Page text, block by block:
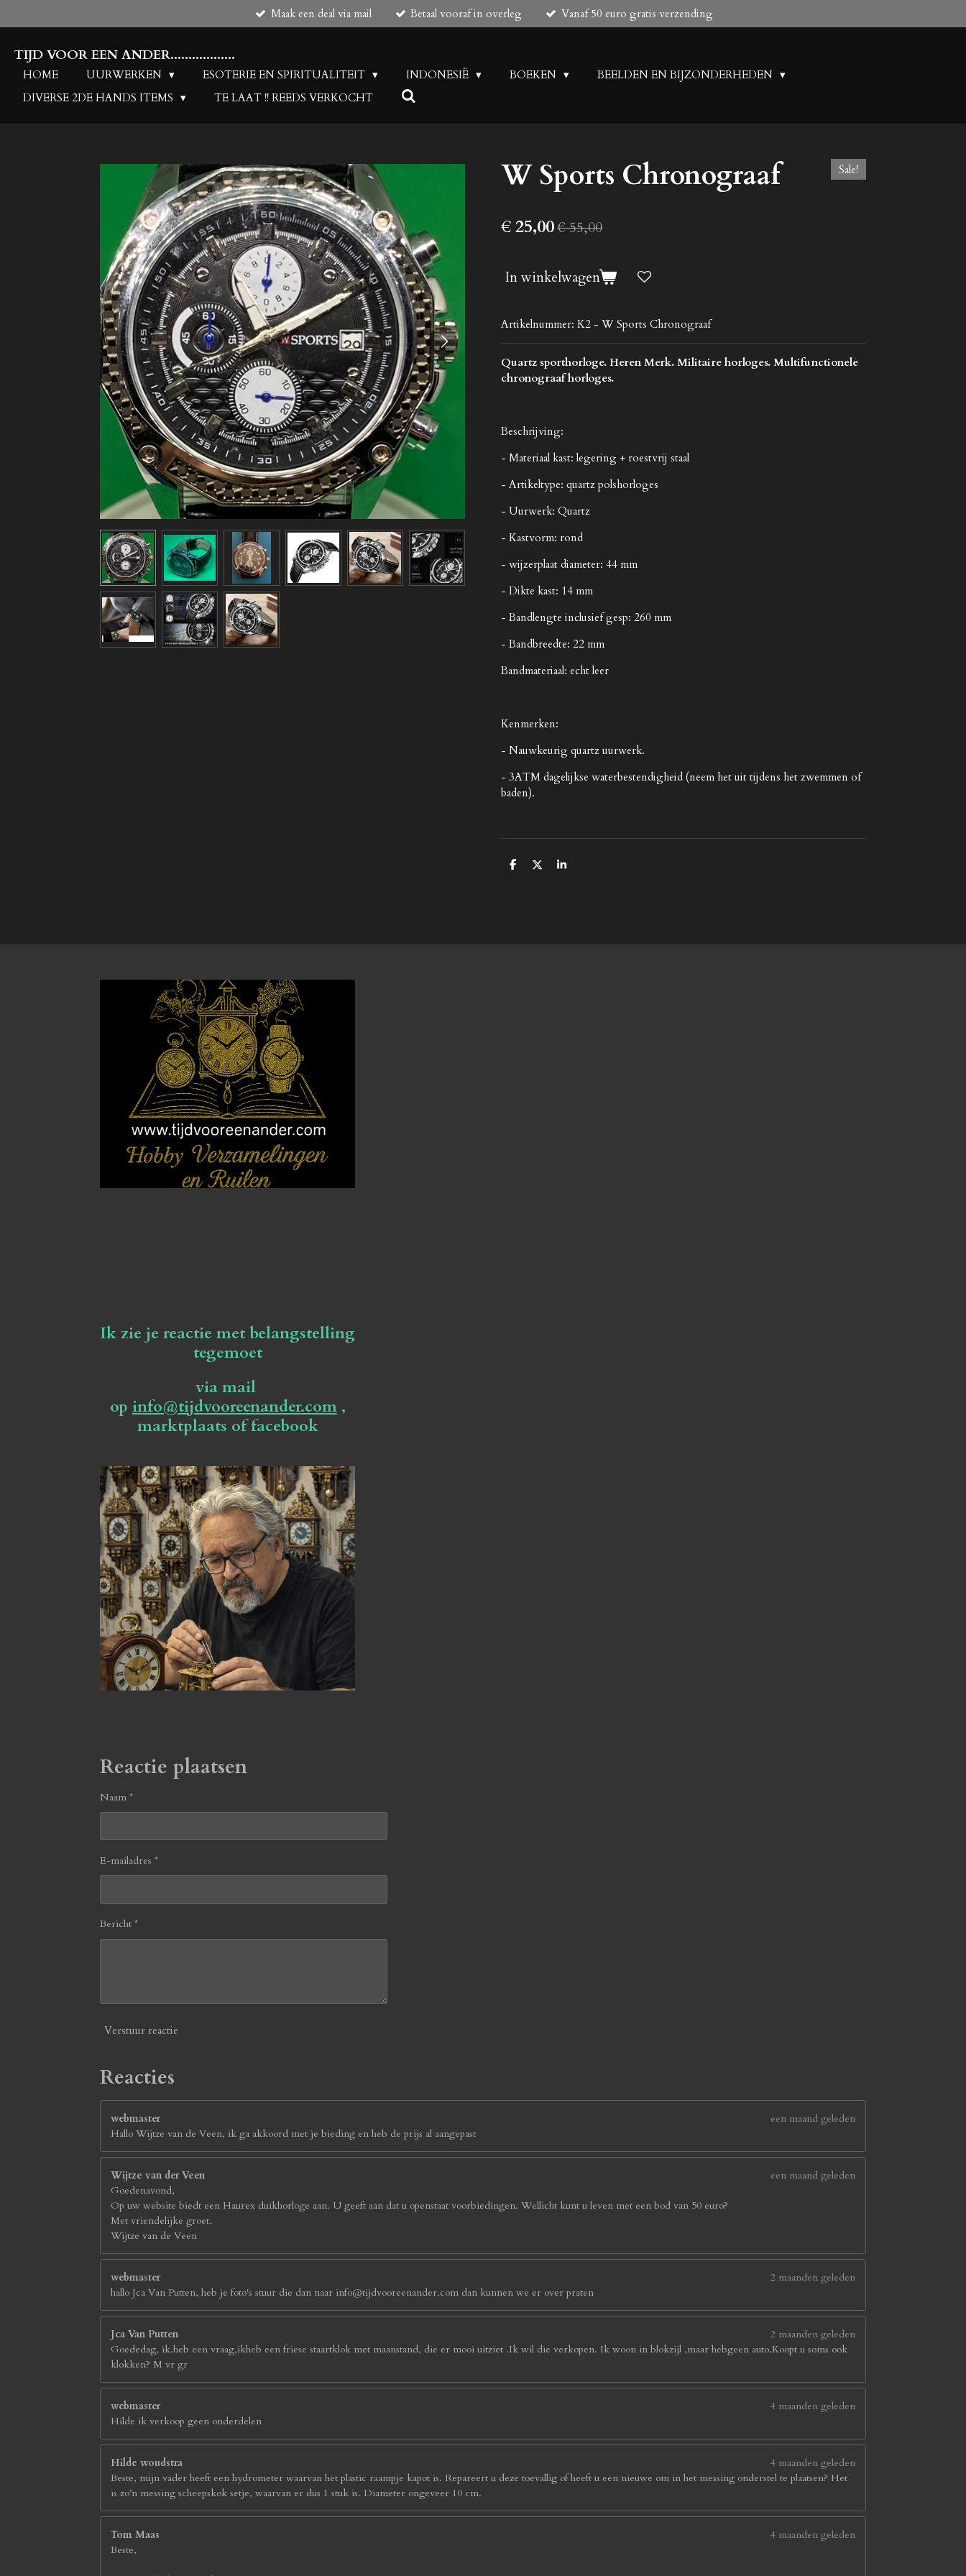
direct
de
hoofdinhoud
Maak een deal via mail Betaal vooraf in overleg Vanaf 50 euro gratis verzending
TIJD VOOR EEN ANDER..................
HOME UURWERKEN ESOTERIE EN SPIRITUALITEIT INDONESIË BOEKEN
BEELDEN EN BIJZONDERHEDEN
DIVERSE 2DE HANDS ITEMS
TE LAAT !! REEDS VERKOCHT
W Sports Chronograaf Sale!
€ 25,00€ 55,00
In winkelwagen
Artikelnummer: K2 - W Sports Chronograaf
Quartz sporthorloge. Heren Merk. Militaire horloges. Multifunctionele
chronograaf horloges.
Beschrijving:
- Materiaal kast: legering + roestvrij staal
- Artikeltype: quartz polshorloges
- Uurwerk: Quartz
- Kastvorm: rond
- wijzerplaat diameter: 44 mm
- Dikte kast: 14 mm
- Bandlengte inclusief gesp: 260 mm
- Bandbreedte: 22 mm
Bandmateriaal: echt leer
Kenmerken:
- Nauwkeurig quartz uurwerk.
- 3ATM dagelijkse waterbestendigheid (neem het uit tijdens het zwemmen of
baden).
D
D
S
Ik zie je reactie met belangstelling
tegemoet
via mail
op info@tijdvooreenander.com,
marktplaats of facebook
Reactie plaatsen
Naam *
E-mailadres *
Bericht *
Verstuur reactie
Reacties
webmaster
een maand geleden
Hallo Wijtze van de Veen, ik ga akkoord met je bieding en heb de prijs al aangepast
Wijtze van der Veen
een maand geleden
Goedenavond,
Op uw website biedt een Haurex duikhorloge aan. U geeft aan dat u openstaat voorbiedingen. Wellicht kunt u leven met een bod van 50 euro?
Met vriendelijke groet,
Wijtze van de Veen
webmaster
2 maanden geleden
hallo Jca Van Putten, heb je foto's stuur die dan naar info@tijdvooreenander.com dan kunnen we er over praten
Jca Van Putten
2 maanden geleden
Goededag, ik.heb een vraag,ikheb een friese staartklok met maanstand, die er mooi uitziet .Ik wil die verkopen. Ik woon in blokzijl ,maar hebgeen auto.Koopt u soms ook
klokken? M vr gr
webmaster
4 maanden geleden
Hilde ik verkoop geen onderdelen
Hilde woudstra
4 maanden geleden
Beste, mijn vader heeft een hydrometer waarvan het plastic raampje kapot is. Repareert u deze toevallig of heeft u een nieuwe om in het messing onderstel te plaatsen? Het
is zo’n messing scheepskok setje, waarvan er dus 1 stuk is. Diameter ongeveer 10 cm.
Tom Maas
4 maanden geleden
Beste,